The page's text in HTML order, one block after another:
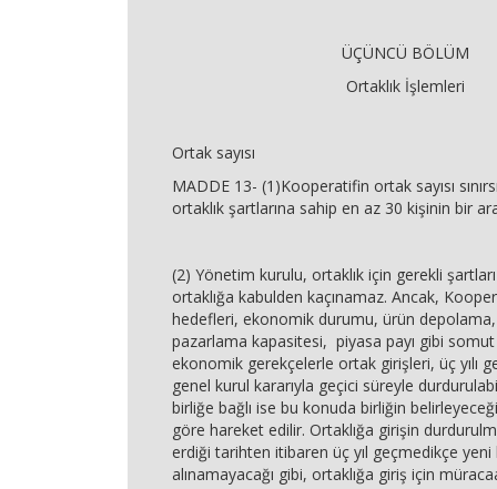
ÜÇÜNCÜ BÖLÜM
Ortaklık İşlemleri
Ortak sayısı
MADDE 13- (1)Kooperatifin ortak sayısı
ortaklık şartlarına sahip en az 30 kişinin bir
(2) Yönetim kurulu, ortaklık için gerekli
ortaklığa kabulden kaçınamaz. Ancak,
hedefleri, ekonomik durumu, ürün
pazarlama kapasitesi, piyasa payı gibi
ekonomik gerekçelerle ortak girişleri, üç yılı
genel kurul kararıyla geçici süreyle
birliğe bağlı ise bu konuda birliğin
göre hareket edilir. Ortaklığa girişin
erdiği tarihten itibaren üç yıl geçmedikçe yeni
alınamayacağı gibi, ortaklığa giriş için